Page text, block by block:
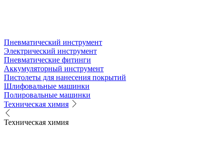
Пневматический инструмент
Электрический инструмент
Пневматические фитинги
Аккумуляторный инструмент
Пистолеты для нанесения покрытий
Шлифовальные машинки
Полировальные машинки
Техническая химия
Техническая химия